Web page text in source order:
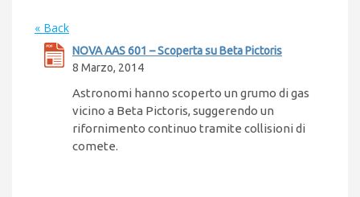
« Back
NOVA AAS 601 – Scoperta su Beta Pictoris
8 Marzo, 2014
Astronomi hanno scoperto un grumo di gas
vicino a Beta Pictoris, suggerendo un
rifornimento continuo tramite collisioni di
comete.